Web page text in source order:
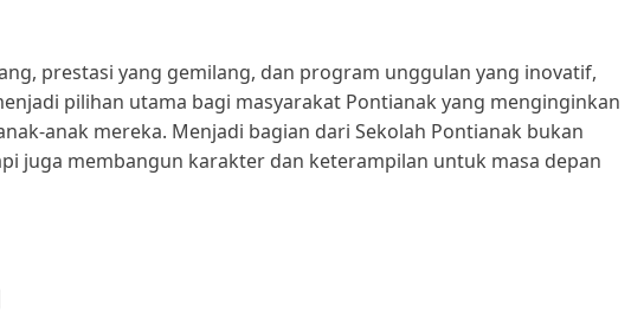
prestasi yang gemilang, dan program unggulan yang inovatif,
pilihan utama bagi masyarakat Pontianak yang menginginkan
anak mereka. Menjadi bagian dari Sekolah Pontianak bukan
juga membangun karakter dan keterampilan untuk masa depan